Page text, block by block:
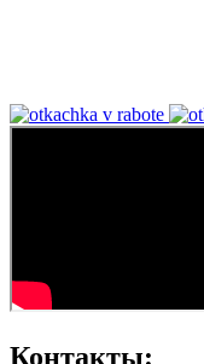
Контакты: